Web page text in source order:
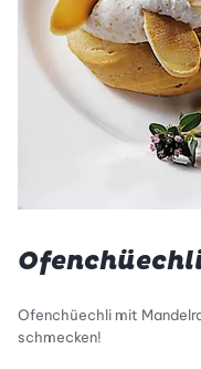
Ofenchüechli mit
schmecken!